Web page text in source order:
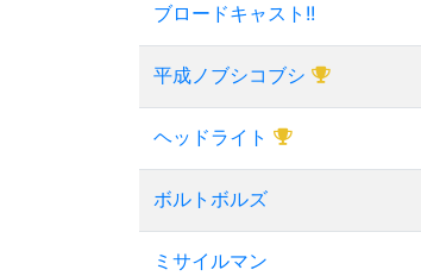
ブロードキャスト!!
平成ノブシコブシ
ヘッドライト
ボルトボルズ
ミサイルマン